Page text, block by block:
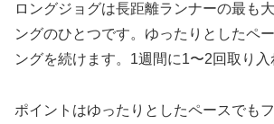
ロングジョグは長距離ランナーの最も
ングのひとつです。ゆったりとしたペ
ングを続けます。1週間に1〜2回取り入
ポイントはゆったりとしたペースでも